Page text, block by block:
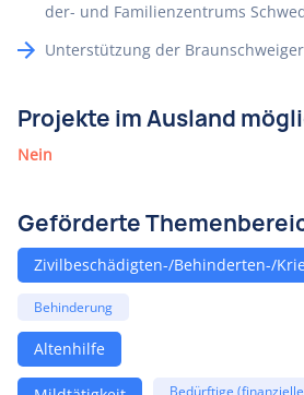
der- und Familienzentrums
Unterstützung der
Projekte im Ausland
Nein
Geförderte
Zivilbeschädigten-/Behinderten-/
Behinderung
Altenhilfe
Bedürftige